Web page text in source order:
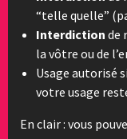
“telle quelle”
Interdiction de
la vôtre ou de
Usage autorisé
votre usage
En clair : vous